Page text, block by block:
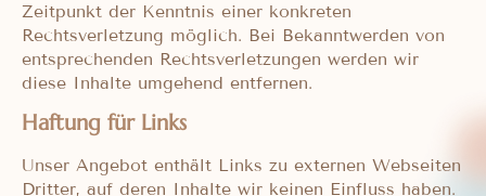
Zeitpunkt der Kenntnis einer konkreten
Rechtsverletzung möglich. Bei Bekanntwerden von
entsprechenden Rechtsverletzungen werden wir
diese Inhalte umgehend entfernen.
Haftung für Links
Unser Angebot enthält Links zu externen Webseiten
Dritter, auf deren Inhalte wir keinen Einfluss haben.